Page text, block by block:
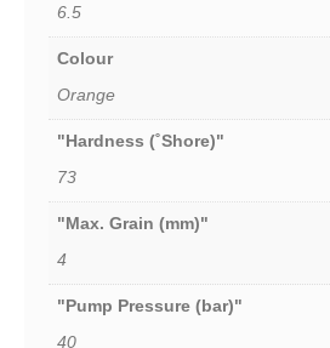
6.5
Colour
Orange
"Hardness (˚Shore)"
73
"Max. Grain (mm)"
4
"Pump Pressure (bar)"
40